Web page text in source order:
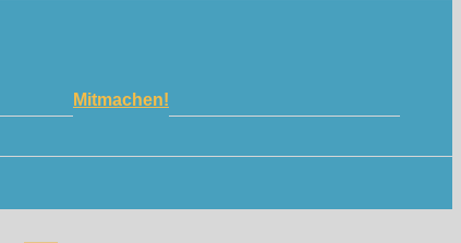
Mitmachen!